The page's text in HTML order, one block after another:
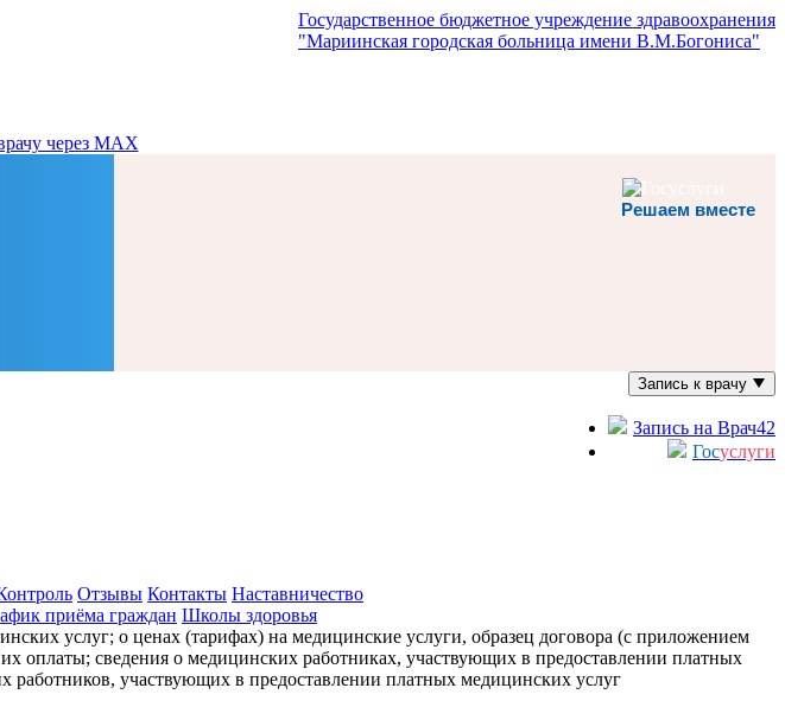
Государственное бюджетное учреждение здравоохранения
"Мариинская городская больница имени В.М.Богониса"
Решаем вместе
Запись к врачу
Запись на Врач42
Госуслуги
Отзывы Контакты Наставничество
приёма граждан Школы здоровья
услуг; о ценах (тарифах) на медицинские услуги, образец договора (с приложением
оплаты; сведения о медицинских работниках, участвующих в предоставлении платных
участвующих в предоставлении платных медицинских услуг